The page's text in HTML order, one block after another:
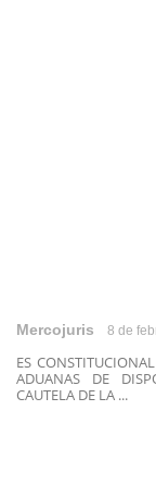
Mercojuris 8 de
ES
ADUANAS DE
CAUTELA DE LA ...